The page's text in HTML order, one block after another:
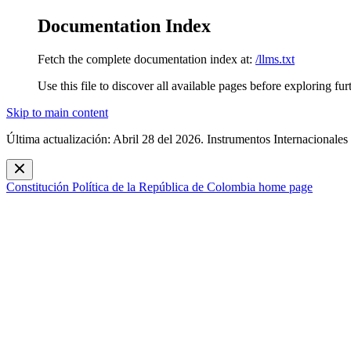
Documentation Index
Fetch the complete documentation index at: /llms.txt
Use this file to discover all available pages before exploring
Skip to main content
Última actualización: Abril 28 del 2026. Instrumentos Internacionales
Constitución Política de la República de Colombia home page